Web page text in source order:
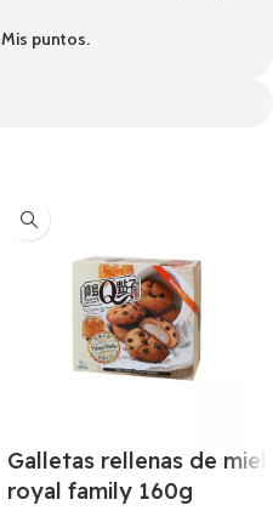
Mis puntos.
Galletas rellenas de miel
royal family 160g